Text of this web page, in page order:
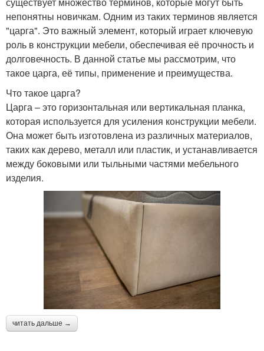
непонятны новичкам. Одним из таких терминов является
"царга". Это важный элемент, который играет ключевую
роль в конструкции мебели, обеспечивая её прочность и
долговечность. В данной статье мы рассмотрим, что
такое царга, её типы, применение и преимущества.
Что такое царга?
Царга – это горизонтальная или вертикальная планка,
которая используется для усиления конструкции мебели.
Она может быть изготовлена из различных материалов,
таких как дерево, металл или пластик, и устанавливается
между боковыми или тыльными частями мебельного
изделия.
читать дальше →